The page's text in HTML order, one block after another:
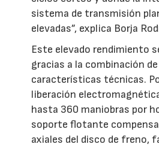
sistema de transmisión
elevadas”, explica Borja
Este elevado rendimiento
gracias a la combinación
características técnicas.
liberación
hasta 360 maniobras por
soporte flotante
axiales del disco de freno,